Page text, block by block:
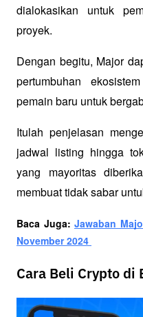
dialokasikan untuk
proyek.
Dengan begitu, Major
pertumbuhan
pemain baru untuk
Itulah penjelasan
jadwal listing hingga
yang mayoritas
membuat tidak sabar
Baca Juga: Jawaban
November 2024
Cara Beli Crypto di